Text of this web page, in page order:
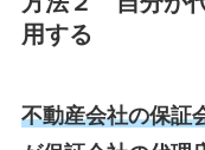
用する
不動産会社の保証